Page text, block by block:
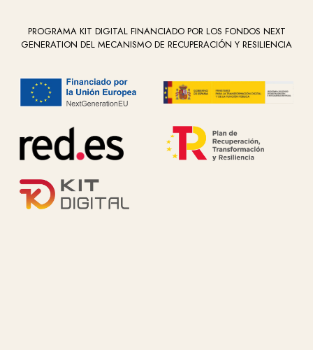
PROGRAMA KIT DIGITAL FINANCIADO POR LOS FONDOS NEXT
GENERATION DEL MECANISMO DE RECUPERACIÓN Y RESILIENCIA